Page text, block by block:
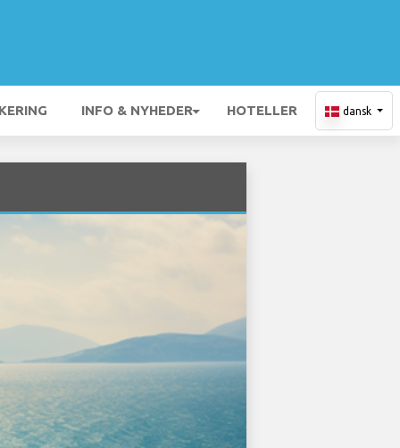
INFO & NYHEDER HOTELLER dansk